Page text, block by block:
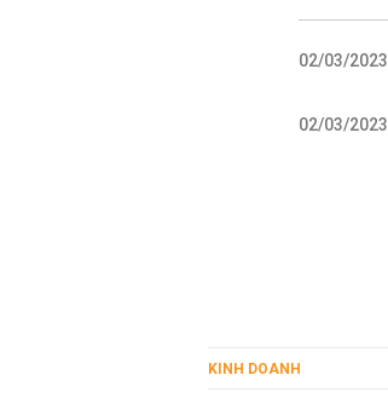
02/03/2023
02/03/2023
KINH DOANH